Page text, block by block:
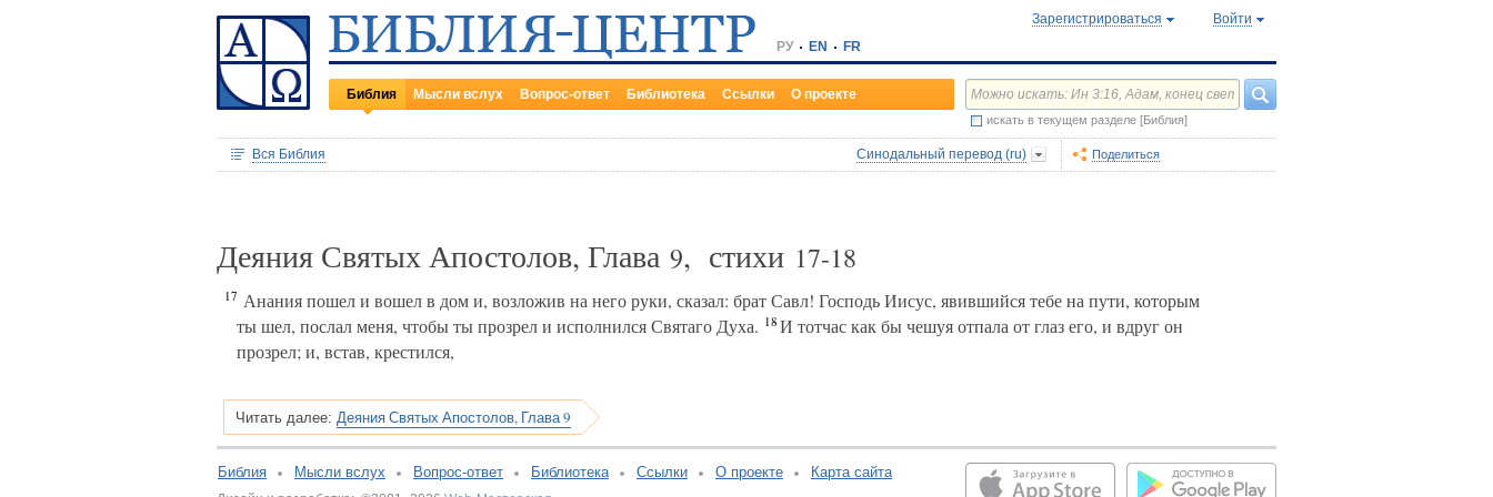
РУ EN FR
Зарегистрироваться Войти
Библия Мысли вслух Вопрос-ответ Библиотека Ссылки О проекте
искать в текущем разделе [Библия]
Вся Библия Синодальный перевод (ru) Поделиться
Деяния Святых Апостолов, Глава 9, стихи 17-18
17 Анания пошел и вошел в дом и, возложив на него руки, сказал: брат Савл! Господь Иисус, явившийся тебе на пути, которым
ты шел, послал меня, чтобы ты прозрел и исполнился Святаго Духа. 18И тотчас как бы чешуя отпала от глаз его, и вдруг он
прозрел; и, встав, крестился,
Читать далее: Деяния Святых Апостолов, Глава 9
Библия Мысли вслух Вопрос-ответ Библиотека Ссылки О проекте Карта сайта